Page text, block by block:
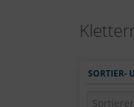
SORTIER-